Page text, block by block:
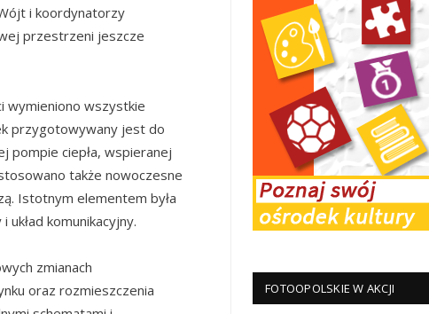
i koordynatorzy
przestrzeni jeszcze
wymieniono wszystkie
przygotowywany jest do
pompie ciepła, wspieranej
także nowoczesne
Istotnym elementem była
komunikacyjny.
zmianach
oraz rozmieszczenia
FOTOOPOLSKIE W AKCJI